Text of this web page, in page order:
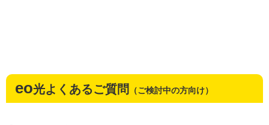
eo光よくあるご質問 （ご検討中の方向け）